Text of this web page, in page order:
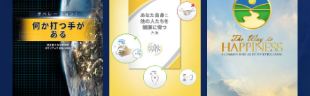
観る 観る 観る